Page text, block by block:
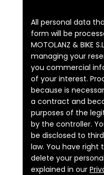
All personal data
form will be
MOTOLANZ & BIKE
managing your
you commercial
of your interest.
because is
a contract and
purposes of the
by the controller.
be disclosed to
law. You have right
delete your
explained in our